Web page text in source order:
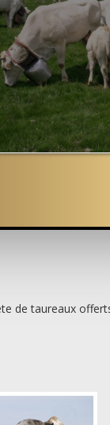
de taureaux